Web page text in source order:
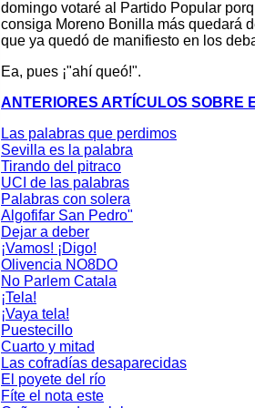
domingo votaré al Partido Popular
consiga Moreno Bonilla más quedará
que ya quedó de manifiesto en los
Ea, pues ¡"ahí queó!".
ANTERIORES ARTÍCULOS SOBRE
Las palabras que perdimos
Sevilla es la palabra
Tirando del pitraco
UCI de las palabras
Palabras con solera
Algofifar San Pedro"
Dejar a deber
¡Vamos! ¡Digo!
Olivencia NO8DO
No Parlem Catala
¡Tela!
¡Vaya tela!
Puestecillo
Cuarto y mitad
Las cofradías desaparecidas
El poyete del río
Fíte el nota este